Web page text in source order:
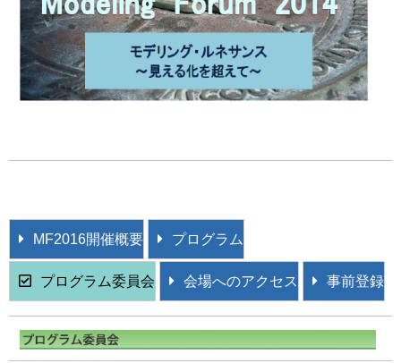
MF2016開催概要 プログラム
プログラム委員会 会場へのアクセス 事前登録